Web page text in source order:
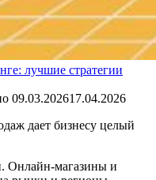
лучшие стратегии
09.03.202617.04.2026
дает бизнесу целый
Онлайн-магазины и